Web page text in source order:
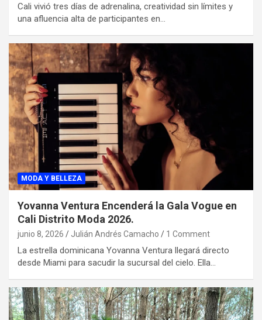
Cali vivió tres días de adrenalina, creatividad sin límites y
una afluencia alta de participantes en…
MODA Y BELLEZA
Yovanna Ventura Encenderá la Gala Vogue en
Cali Distrito Moda 2026.
junio 8, 2026 Julián Andrés Camacho 1 Comment
La estrella dominicana Yovanna Ventura llegará directo
desde Miami para sacudir la sucursal del cielo. Ella…